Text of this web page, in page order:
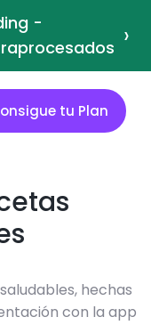
-
›
tu Plan
hechas
con la app